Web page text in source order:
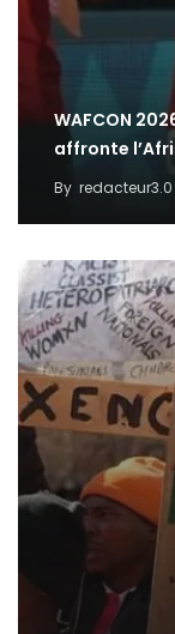
WAFCON
affronte
By redacteur3.0